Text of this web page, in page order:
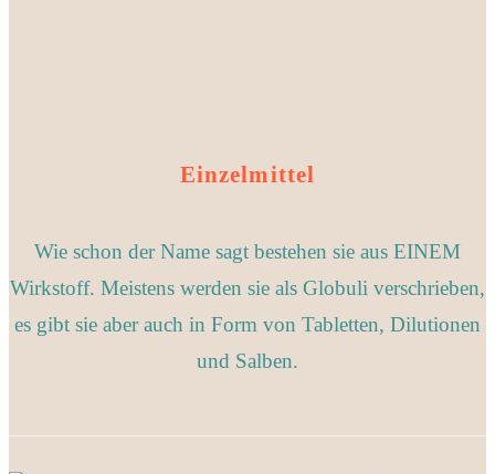
Einzelmittel
Wie schon der Name sagt bestehen sie aus EINEM
Wirkstoff. Meistens werden sie als Globuli verschrieben,
es gibt sie aber auch in Form von Tabletten, Dilutionen
und Salben.